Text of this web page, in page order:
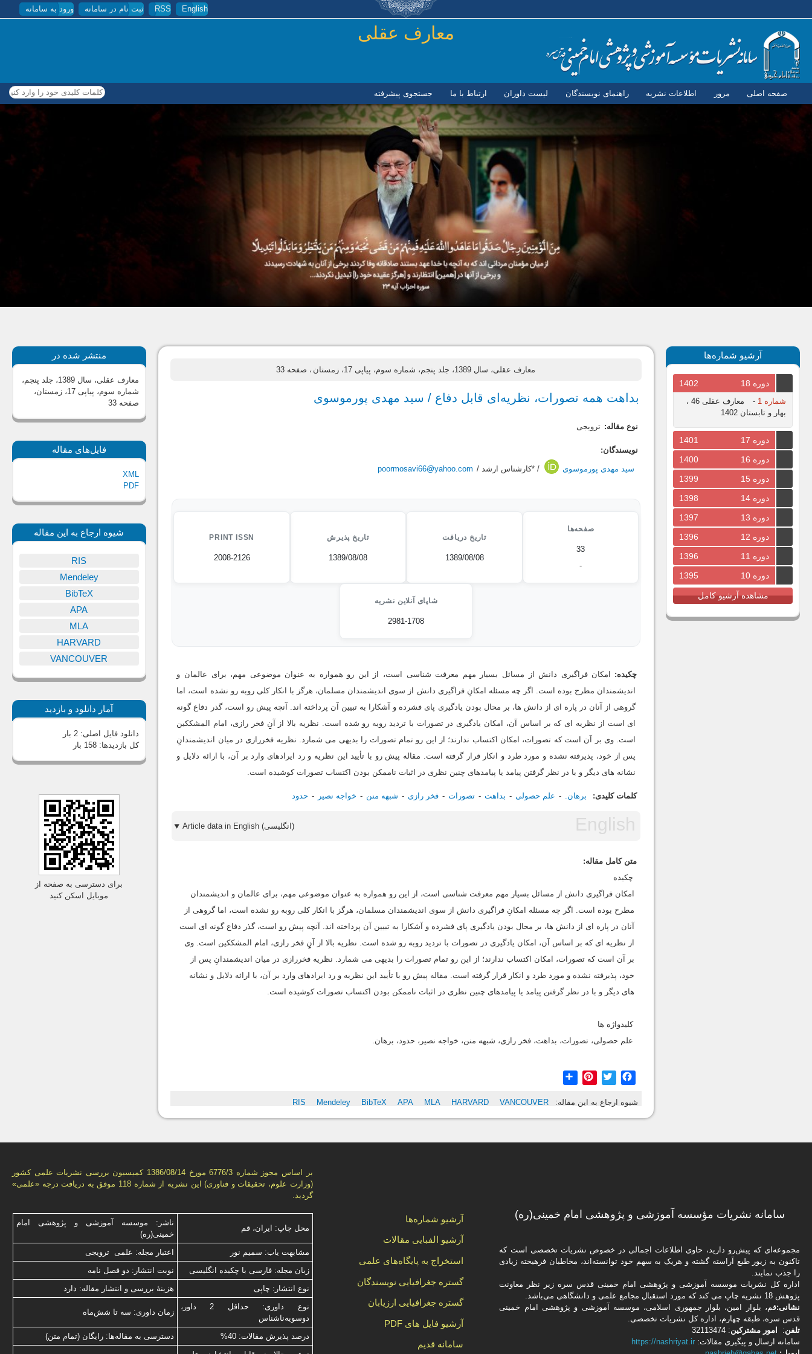
رفتن به محتوای اصلی English
RSS ثبت نام در سامانه ورود به سامانه
معارف عقلی
صفحه اصلی مرور اطلاعات نشریه راهنمای نویسندگان لیست داوران ارتباط با ما جستجوی پیشرفته کلمات کلیدی خود را وارد کنید
آرشیو شماره‌ها
دوره 18 1402
شماره 1 -
معارف عقلی 46 ،
بهار و تابستان 1402
دوره 17
1401
دوره 16
1400
دوره 15
1399
دوره 14
1398
دوره 13
1397
دوره 12
1396
دوره 11
1396
دوره 10
1395
مشاهده آرشیو کامل
معارف عقلی، سال 1389، جلد پنجم، شماره سوم، پیاپی 17، زمستان ، صفحه 33
بداهت همه تصورات، نظریه‌ای قابل دفاع / سید مهدی پورموسوی
نوع مقاله: ترویجی
نویسندگان:
سید مهدی پورموسوی / *کارشناس ارشد / poormosavi66@yahoo.com
صفحه‌ها
33
-
تاریخ دریافت
1389/08/08
تاریخ پذیرش
1389/08/08
PRINT ISSN
2008-2126
شاپای آنلاین نشریه
2981-1708
چکیده:
امکان فراگیری دانش از مسائل بسیار مهم معرفت شناسی است، از این رو همواره به عنوان موضوعی مهم، برای عالمان و
اندیشمندان مطرح بوده است. اگر چه مسئله امکانِ فراگیری دانش از سوی اندیشمندان مسلمان، هرگز با انکار کلی روبه رو نشده است، اما
گروهی از آنان در پاره ای از دانش ها، بر محال بودن یادگیری پای فشرده و آشکارا به تبیین آن پرداخته اند. آنچه پیش رو است، گذر دفاع گونه
ای است از نظریه ای که بر اساس آن، امکان یادگیری در تصورات با تردید روبه رو شده است. نظریه بالا از آنِِِِِِِِِ فخر رازی، امام المشککین
است. وی بر آن است که تصورات، امکان اکتساب ندارند؛ از این رو تمام تصورات را بدیهی می شمارد. نظریه فخررازی در میان اندیشمندانِ
پس از خود، پذیرفته نشده و مورد طرد و انکار قرار گرفته است. مقاله پیش رو با تأیید این نظریه و رد ایرادهای وارد بر آن، با ارائه دلایل و
نشانه های دیگر و با در نظر گرفتن پیامد یا پیامدهای چنین نظری در اثبات ناممکن بودن اکتساب تصورات کوشیده است.
کلمات کلیدی: برهان. علم حصولی بداهت تصورات فخر رازی شبهه منن خواجه نصیر حدود
Article data in English (انگلیسی)
متن کامل مقاله:
چکیده
امکان فراگیری دانش از مسائل بسیار مهم معرفت شناسی است، از این رو همواره به عنوان موضوعی مهم، برای عالمان و اندیشمندان
مطرح بوده است. اگر چه مسئله امکانِ فراگیری دانش از سوی اندیشمندان مسلمان، هرگز با انکار کلی روبه رو نشده است، اما گروهی از
آنان در پاره ای از دانش ها، بر محال بودن یادگیری پای فشرده و آشکارا به تبیین آن پرداخته اند. آنچه پیش رو است، گذر دفاع گونه ای است
از نظریه ای که بر اساس آن، امکان یادگیری در تصورات با تردید روبه رو شده است. نظریه بالا از آنِِِِِِِِِ فخر رازی، امام المشککین است. وی
بر آن است که تصورات، امکان اکتساب ندارند؛ از این رو تمام تصورات را بدیهی می شمارد. نظریه فخررازی در میان اندیشمندانِ پس از
خود، پذیرفته نشده و مورد طرد و انکار قرار گرفته است. مقاله پیش رو با تأیید این نظریه و رد ایرادهای وارد بر آن، با ارائه دلایل و نشانه
های دیگر و با در نظر گرفتن پیامد یا پیامدهای چنین نظری در اثبات ناممکن بودن اکتساب تصورات کوشیده است.
کلیدواژه ها
علم حصولی، تصورات، بداهت، فخر رازی، شبهه منن، خواجه نصیر، حدود، برهان.
Facebook
Twitter
Pinterest
شیوه ارجاع به این مقاله: RIS Mendeley BibTeX APA MLA HARVARD VANCOUVER
منتشر شده در
معارف عقلی، سال 1389، جلد پنجم،
شماره سوم، پیاپی 17، زمستان
،
صفحه 33
فایل‌های مقاله
XML
PDF
شیوه ارجاع به این مقاله
RIS
Mendeley
BibTeX
APA
MLA
HARVARD
VANCOUVER
آمار دانلود و بازدید
دانلود فایل اصلی:2 بار
کل بازدیدها:158 بار
برای دسترسی به صفحه از
موبایل اسکن کنید
بر اساس مجوز شماره 6776/3 مورخ 1386/08/14 كمیسیون بررسى نشریات علمى كشور
(وزارت علوم، تحقیقات و فناورى) این نشریه از شماره 118 موفق به دریافت درجه «علمى»
گردید.
محل چاپ: ایران، قم
ناشر: موسسه آموزشی و پژوهشی امام
خمینی(ره)
مشابهت ياب: سميم نور
اعتبار مجله: علمی ترویجی
زبان مجله: فارسی با چكیده انگلیسی
نوبت انتشار: دو فصل نامه
نوع انتشار: چاپی
هزینۀ بررسی و انتشار مقاله: دارد
نوع داوری: حداقل 2 داور،
دوسویه‌ناشناس
زمان داوری: سه تا شش‌ماه
درصد پذیرش مقالات: 40%
دسترسی به مقاله‌ها: رایگان (تمام متن)
آرشیو شماره‌ها
آرشیو الفبایی مقالات
استخراج به پایگاه‌های علمی
گستره جغرافیایی نویسندگان
گستره جغرافیایی ارزیابان
آرشیو فایل های PDF
سامانه قدیم
سامانه نشریات مؤسسه آموزشی و پژوهشی امام خمینی(ره)
مجموعه‌ای که پیش‌رو دارید،‌ حاوی اطلاعات اجمالی در خصوص نشریات تخصصی است که
تاکنون به زیور طبع آراسته گشته و هریک به سهم خود توانسته‌اند، مخاطبان فرهیخته‌ زیادی
را جذب نمایند.
اداره كل نشریات موسسه آموزشی و پژوهشی امام خمینی قدس سره زیر نظر معاونت
پژوهش 18 نشریه چاپ می کند که مورد استقبال مجامع علمی و دانشگاهی می‌باشد.
نشانی:قم، بلوار امین، بلوار جمهوری اسلامی، موسسه آموزشی و پژوهشی امام خمینی
قدس سره، طبقه چهارم، اداره كل نشریات تخصصی.
تلفن: امور مشتركین: 32113474
سامانه ارسال و پیگیری مقالات:https://nashriyat.ir